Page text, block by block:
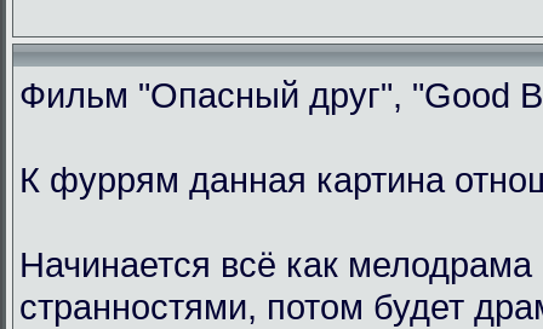
Фильм "Опасный друг", "Good
К фуррям данная картина
Начинается всё как
странностями, потом будет